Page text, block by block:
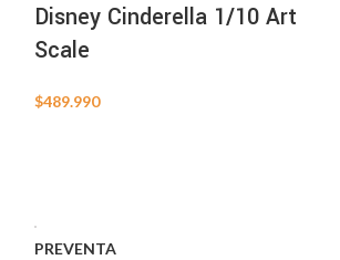
Disney Cinderella 1/10 Art
Scale
$489.990
PREVENTA